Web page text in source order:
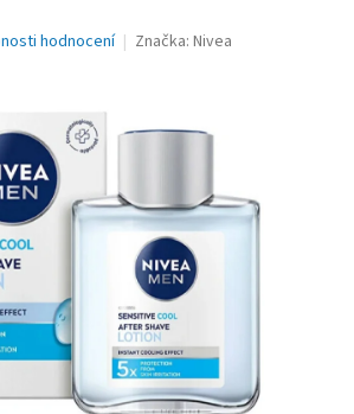
hodnocení Značka: Nivea